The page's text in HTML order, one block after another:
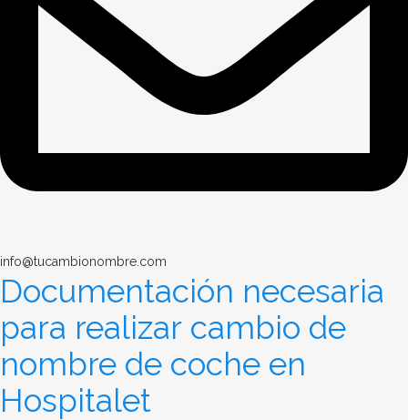
info@tucambionombre.com
Documentación necesaria
para realizar cambio de
nombre de coche en
Hospitalet